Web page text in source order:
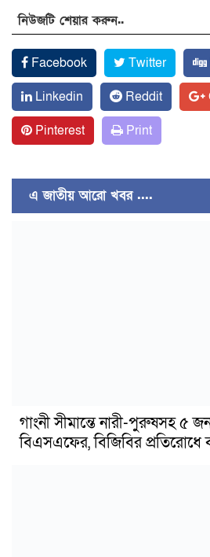
নিউজটি শেয়ার করুন..
Facebook Twitter
Linkedin
Reddit
Pinterest
Print
এ জাতীয় আরো খবর ....
গাংনী সীমান্তে নারী-পুরুষসহ ৫
বিএসএফের, বিজিবির প্রতিরোধে